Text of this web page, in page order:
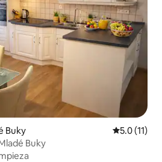
Buky Calificación
5.0 (11)
Buky